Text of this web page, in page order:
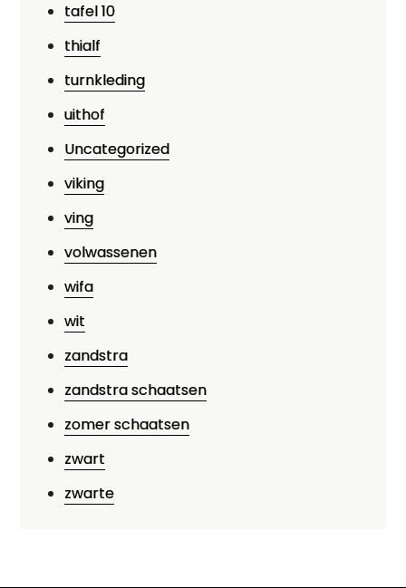
tafel 10
thialf
turnkleding
uithof
Uncategorized
viking
ving
volwassenen
wifa
wit
zandstra
zandstra schaatsen
zomer schaatsen
zwart
zwarte